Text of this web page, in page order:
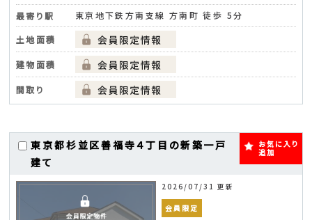
最寄り駅 東京地下鉄方南支線 方南町 徒歩 5分
土地面積
建物面積
間取り
東京都杉並区善福寺４丁目の新築一戸
建て
お気に入り
追加
2026/07/31 更新
会員限定